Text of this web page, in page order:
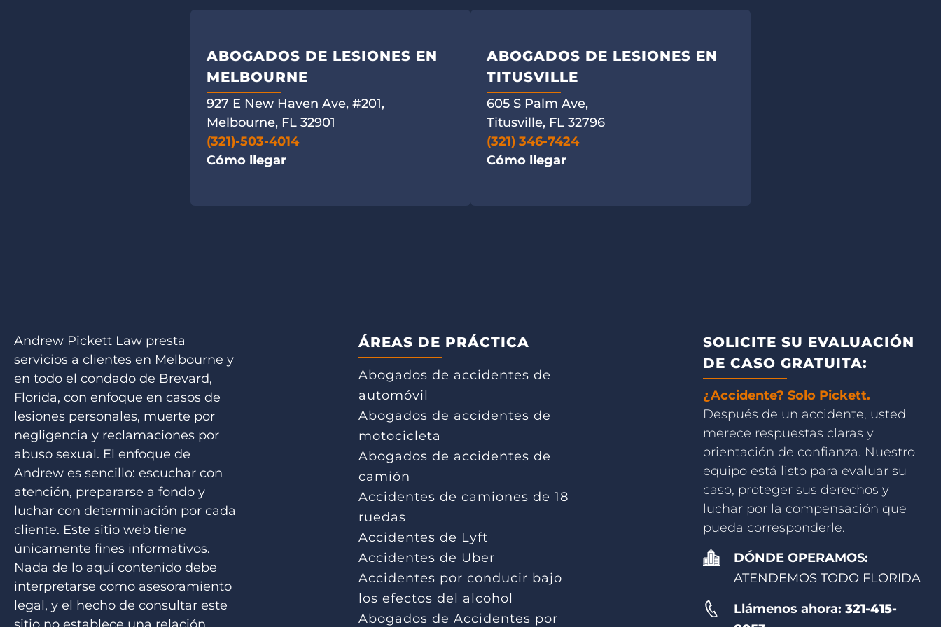
ABOGADOS DE LESIONES EN
MELBOURNE
927 E New Haven Ave, #201,
Melbourne, FL 32901
(321)-503-4014
Cómo llegar
ABOGADOS DE LESIONES EN
TITUSVILLE
605 S Palm Ave,
Titusville, FL 32796
(321) 346-7424
Cómo llegar
Andrew Pickett Law presta
servicios a clientes en Melbourne y
en todo el condado de Brevard,
Florida, con enfoque en casos de
lesiones personales, muerte por
negligencia y reclamaciones por
abuso sexual. El enfoque de
Andrew es sencillo: escuchar con
atención, prepararse a fondo y
luchar con determinación por cada
cliente. Este sitio web tiene
únicamente fines informativos.
Nada de lo aquí contenido debe
interpretarse como asesoramiento
legal, y el hecho de consultar este
ÁREAS DE PRÁCTICA
Abogados de accidentes de
automóvil
Abogados de accidentes de
motocicleta
Abogados de accidentes de
camión
Accidentes de camiones de 18
ruedas
Accidentes de Lyft
Accidentes de Uber
Accidentes por conducir bajo
los efectos del alcohol
Abogados de Accidentes por
SOLICITE SU EVALUACIÓN
DE CASO GRATUITA:
¿Accidente? Solo Pickett.
Después de un accidente, usted
merece respuestas claras y
orientación de confianza. Nuestro
equipo está listo para evaluar su
caso, proteger sus derechos y
luchar por la compensación que
pueda corresponderle.
DÓNDE OPERAMOS:
ATENDEMOS TODO FLORIDA
Llámenos ahora: 321-415-